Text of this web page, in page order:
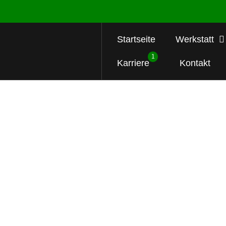
Startseite Werkstatt
Karriere
1
Kontakt